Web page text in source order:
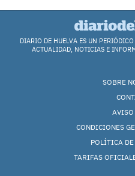
DIARIO DE HUELVA ES UN
ACTUALIDAD, NOTICIAS E
SOBRE
AVISO
CONDICIONES
POLÍTICA
TARIFAS